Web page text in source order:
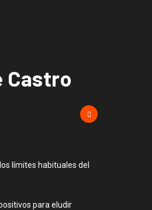
Castro
límites habituales del
para eludir